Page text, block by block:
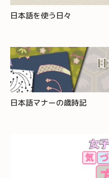
日本語を使う日々
日本語マナーの歳時記